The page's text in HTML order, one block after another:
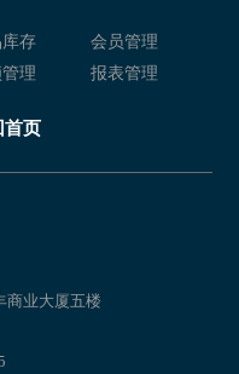
存
会员管理
理 报表管理
首页
商业大厦五楼